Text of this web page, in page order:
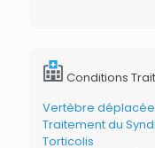
Conditions
Vertèbre déplacée
Traitement du
Torticolis